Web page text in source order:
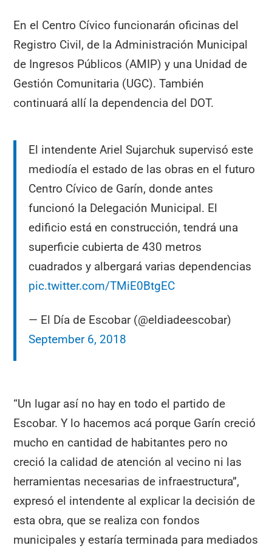
En el Centro Cívico funcionarán oficinas del
Registro Civil, de la Administración Municipal
de Ingresos Públicos (AMIP) y una Unidad de
Gestión Comunitaria (UGC). También
continuará allí la dependencia del DOT.
El intendente Ariel Sujarchuk supervisó este
mediodía el estado de las obras en el futuro
Centro Cívico de Garín, donde antes
funcionó la Delegación Municipal. El
edificio está en construcción, tendrá una
superficie cubierta de 430 metros
cuadrados y albergará varias dependencias
pic.twitter.com/TMiE0BtgEC
— El Día de Escobar (@eldiadeescobar)
September 6, 2018
“Un lugar así no hay en todo el partido de
Escobar. Y lo hacemos acá porque Garín creció
mucho en cantidad de habitantes pero no
creció la calidad de atención al vecino ni las
herramientas necesarias de infraestructura”,
expresó el intendente al explicar la decisión de
esta obra, que se realiza con fondos
municipales y estaría terminada para mediados